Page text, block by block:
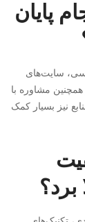
پایان
سایت‌های
مشاوره با
نیز بسیار کمک
برد؟